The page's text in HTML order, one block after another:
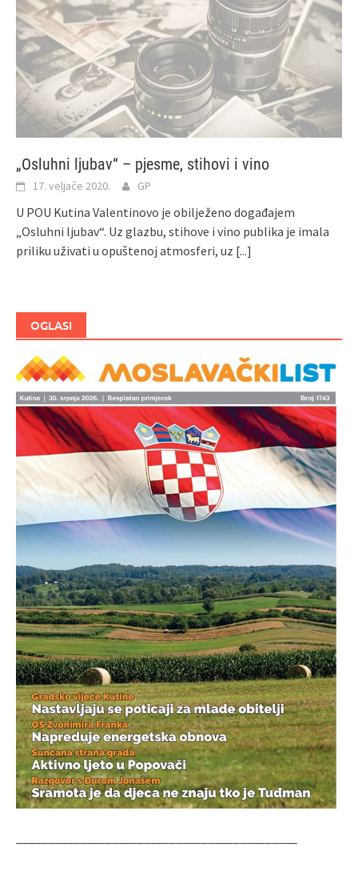
„Osluhni ljubav“ – pjesme, stihovi i vino
17. veljače 2020. GP
U POU Kutina Valentinovo je obilježeno događajem
„Osluhni ljubav“. Uz glazbu, stihove i vino publika je imala
priliku uživati u opuštenoj atmosferi, uz [...]
OGLASI